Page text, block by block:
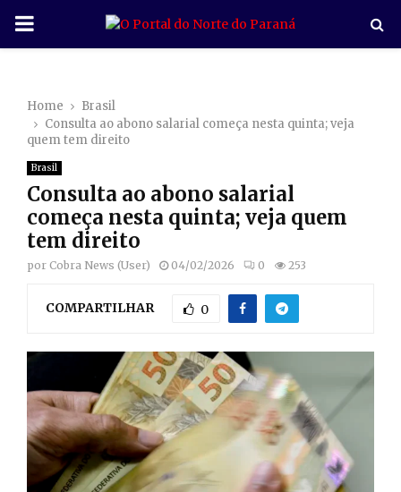
P
M
A
R
E
N
Home
Brasil
Consulta ao abono salarial começa nesta quinta; veja
quem tem direito
Brasil
Consulta ao abono salarial
começa nesta quinta; veja quem
tem direito
por Cobra News (User) 04/02/2026 0 253
COMPARTILHAR 0